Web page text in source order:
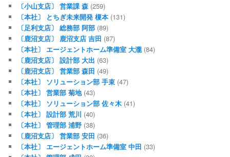
〔小山支店〕 営業課 森 (259)
〔本社〕 とちぎ未来開発 榎本 (131)
〔足利支店〕 総務部 阿部 (89)
〔鹿沼支店〕 鹿沼支店 吉田 (87)
〔本社〕 エージェントホーム準備室 大瀧 (84)
〔鹿沼支店〕 設計部 大出 (63)
〔鹿沼支店〕 営業部 森田 (49)
〔本社〕 ソリューション部 手束 (47)
〔本社〕 営業部 菊地(43)
〔本社〕 ソリューション部 佐々木 (41)
〔本社〕 設計部 荒川 (40)
〔本社〕 管理部 浦野 (38)
〔鹿沼支店〕 営業部 安田 (36)
〔本社〕 エージェントホーム準備室 中田 (33)